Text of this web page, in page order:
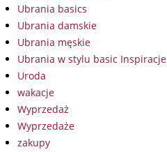
Ubrania basics
Ubrania damskie
Ubrania męskie
Ubrania w stylu basic Inspiracje
Uroda
wakacje
Wyprzedaż
Wyprzedaże
zakupy